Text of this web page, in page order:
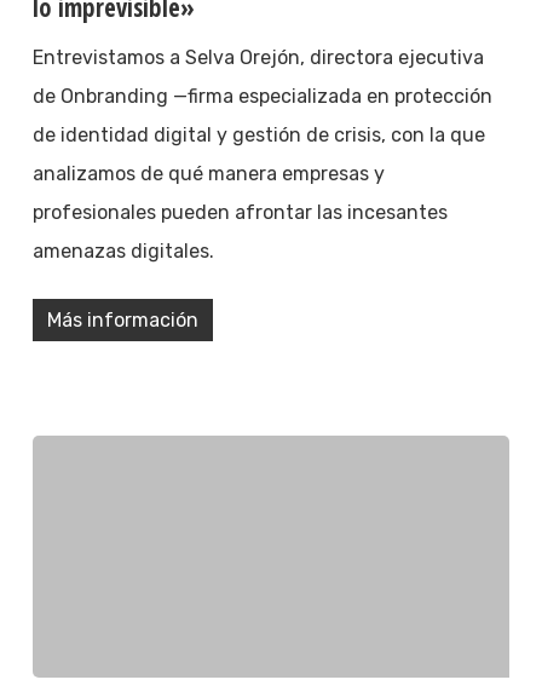
lo imprevisible»
Entrevistamos a Selva Orejón, directora ejecutiva
de Onbranding —firma especializada en protección
de identidad digital y gestión de crisis, con la que
analizamos de qué manera empresas y
profesionales pueden afrontar las incesantes
amenazas digitales.
Más información